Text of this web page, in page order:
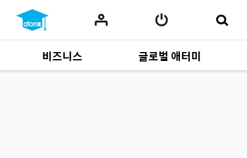
비즈니스
사업 자료165
글로벌 애터미